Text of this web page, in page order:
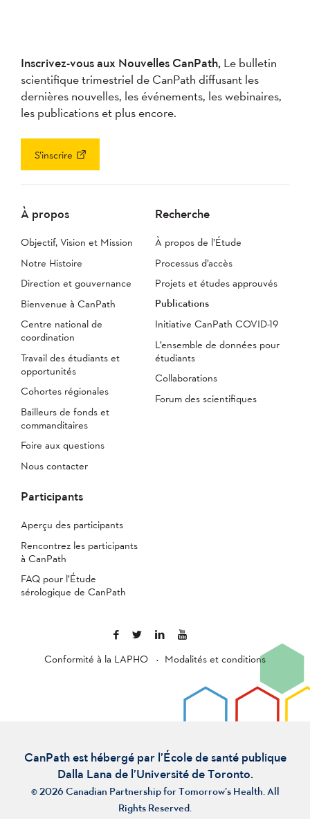
Inscrivez-vous aux Nouvelles CanPath, Le bulletin
scientifique trimestriel de CanPath diffusant les
dernières nouvelles, les événements, les webinaires,
les publications et plus encore.
S’inscrire
À propos
Objectif, Vision et Mission
Notre Histoire
Direction et gouvernance
Bienvenue à CanPath
Centre national de
coordination
Travail des étudiants et
opportunités
Cohortes régionales
Bailleurs de fonds et
commanditaires
Foire aux questions
Nous contacter
Recherche
À propos de l’Étude
Processus d’accès
Projets et études approuvés
Publications
Initiative CanPath COVID-19
L’ensemble de données pour
étudiants
Collaborations
Forum des scientifiques
Participants
Aperçu des participants
Rencontrez les participants
à CanPath
FAQ pour l’Étude
sérologique de CanPath
Conformité à la LAPHO Modalités et conditions
CanPath est hébergé par l’École de santé publique
Dalla Lana de l’Université de Toronto.
© 2026 Canadian Partnership for Tomorrow’s Health. All
Rights Reserved.